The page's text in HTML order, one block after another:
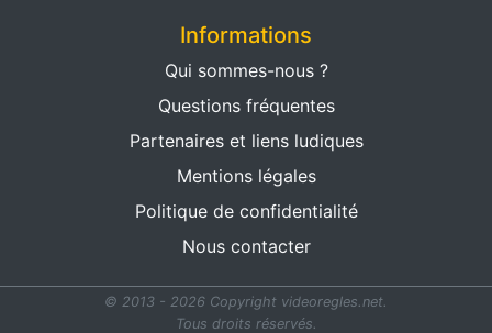
Informations
Qui sommes-nous ?
Questions fréquentes
Partenaires et liens ludiques
Mentions légales
Politique de confidentialité
Nous contacter
© 2013 - 2026 Copyright videoregles.net.
Tous droits réservés.